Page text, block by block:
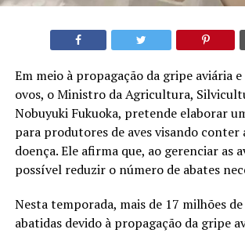
Em meio à propagação da gripe aviária e
ovos, o Ministro da Agricultura,
Nobuyuki Fukuoka, pretende elaborar
para produtores de aves visando conter
doença. Ele afirma que, ao gerenciar as
possível reduzir o número de abates
Nesta temporada, mais de 17 milhões
abatidas devido à propagação da gripe